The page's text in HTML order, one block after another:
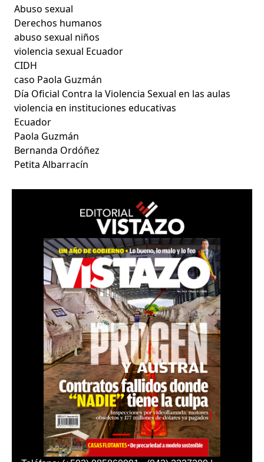
Abuso sexual
Derechos humanos
abuso sexual niños
violencia sexual Ecuador
CIDH
caso Paola Guzmán
Día Oficial Contra la Violencia Sexual en las aulas
violencia en instituciones educativas
Ecuador
Paola Guzmán
Bernanda Ordóñez
Petita Albarracín